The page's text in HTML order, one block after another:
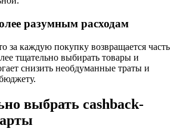
разумным расходам
за каждую покупку возвращается часть
тщательно выбирать товары и
снизить необдуманные траты и
выбрать cashback-